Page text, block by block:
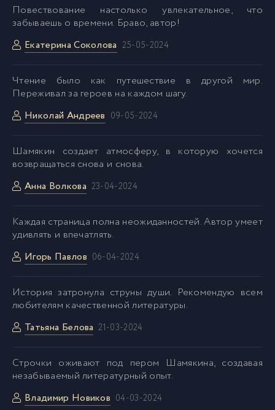
43_Snezhnye_zimy
47 47_Snezhnye_zimy
48 48_Snezhnye_zimy
49 49_Snezhnye_zimy
50 50_Snezhnye_zimy
51 51_Snezhnye_zimy
52 52_Snezhnye_zimy
53 53_Snezhnye_zimy
Повествование настолько увлекательное, что
забываешь о времени. Браво, автор!
Екатерина Соколова 25-05-2024
Чтение было как путешествие в другой мир.
Переживал за героев на каждом шагу.
Николай Андреев 09-05-2024
Шамякин создает атмосферу, в которую хочется
возвращаться снова и снова.
Анна Волкова 23-04-2024
Каждая страница полна неожиданностей. Автор умеет
удивлять и впечатлять.
Игорь Павлов 06-04-2024
История затронула струны души. Рекомендую всем
любителям качественной литературы.
Татьяна Белова 21-03-2024
Cтрочки оживают под пером Шамякина, создавая
незабываемый литературный опыт.
Владимир Новиков 04-03-2024